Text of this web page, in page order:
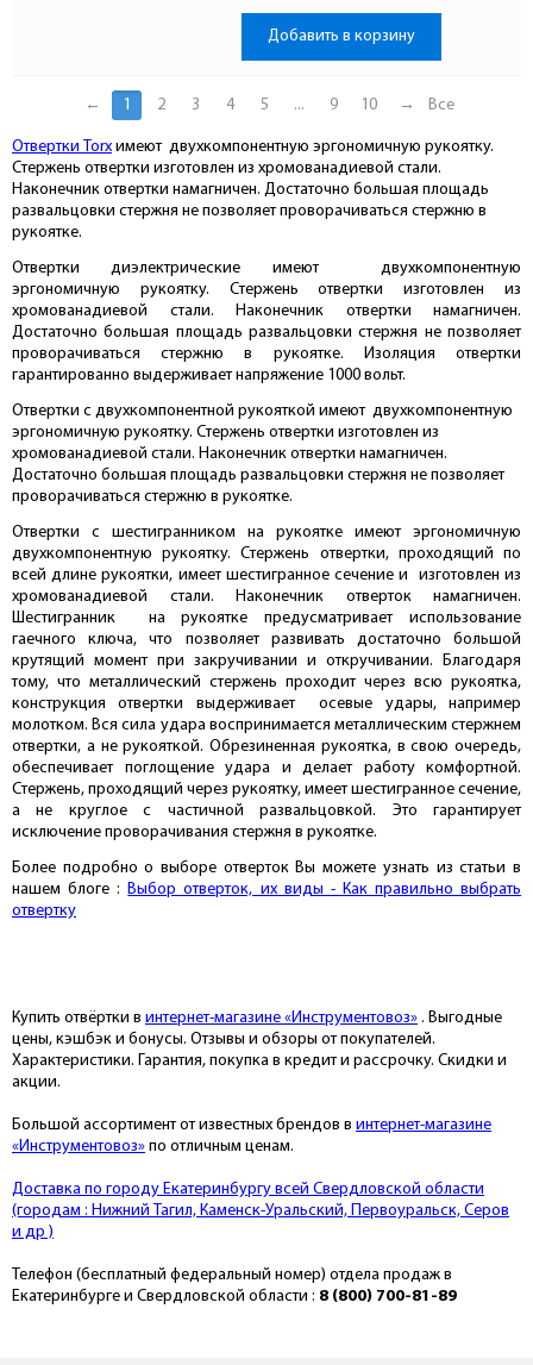
Добавить в корзину
← 1 2 3 4 5 ... 9 10 → Все
Отвертки Torx имеют двухкомпонентную эргономичную рукоятку.
Стержень отвертки изготовлен из хромованадиевой стали.
Наконечник отвертки намагничен. Достаточно большая площадь
развальцовки стержня не позволяет проворачиваться стержню в
рукоятке.
Отвертки диэлектрические имеют двухкомпонентную
эргономичную рукоятку. Стержень отвертки изготовлен из
хромованадиевой стали. Наконечник отвертки намагничен.
Достаточно большая площадь развальцовки стержня не позволяет
проворачиваться стержню в рукоятке. Изоляция отвертки
гарантированно выдерживает напряжение 1000 вольт.
Отвертки с двухкомпонентной рукояткой имеют двухкомпонентную
эргономичную рукоятку. Стержень отвертки изготовлен из
хромованадиевой стали. Наконечник отвертки намагничен.
Достаточно большая площадь развальцовки стержня не позволяет
проворачиваться стержню в рукоятке.
Отвертки с шестигранником на рукоятке имеют эргономичную
двухкомпонентную рукоятку. Стержень отвертки, проходящий по
всей длине рукоятки, имеет шестигранное сечение и изготовлен из
хромованадиевой стали. Наконечник отверток намагничен.
Шестигранник на рукоятке предусматривает использование
гаечного ключа, что позволяет развивать достаточно большой
крутящий момент при закручивании и откручивании. Благодаря
тому, что металлический стержень проходит через всю рукоятка,
конструкция отвертки выдерживает осевые удары, например
молотком. Вся сила удара воспринимается металлическим стержнем
отвертки, а не рукояткой. Обрезиненная рукоятка, в свою очередь,
обеспечивает поглощение удара и делает работу комфортной.
Стержень, проходящий через рукоятку, имеет шестигранное сечение,
а не круглое с частичной развальцовкой. Это гарантирует
исключение проворачивания стержня в рукоятке.
Более подробно о выборе отверток Вы можете узнать из статьи в
нашем блоге :Выбор отверток, их виды - Как правильно выбрать
отвертку
Купить отвёртки в интернет-магазине «Инструментовоз» . Выгодные
цены, кэшбэк и бонусы. Отзывы и обзоры от покупателей.
Характеристики. Гарантия, покупка в кредит и рассрочку. Скидки и
акции.
Большой ассортимент от известных брендов в интернет-магазине
«Инструментовоз» по отличным ценам.
Доставка по городу Екатеринбургу всей Свердловской области
(городам : Нижний Тагил, Каменск-Уральский, Первоуральск, Серов
и др )
Телефон (бесплатный федеральный номер) отдела продаж в
Екатеринбурге и Свердловской области : 8 (800) 700-81-89